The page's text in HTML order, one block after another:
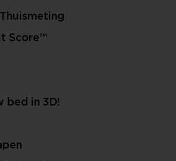
Score™
bed in 3D!